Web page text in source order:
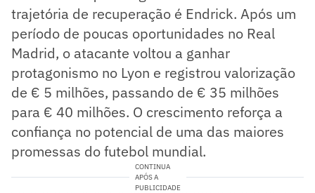
trajetória de recuperação é Endrick. Após um
período de poucas oportunidades no Real
Madrid, o atacante voltou a ganhar
protagonismo no Lyon e registrou valorização
de € 5 milhões, passando de € 35 milhões
para € 40 milhões. O crescimento reforça a
confiança no potencial de uma das maiores
promessas do futebol mundial.
CONTINUA
APÓS A
PUBLICIDADE